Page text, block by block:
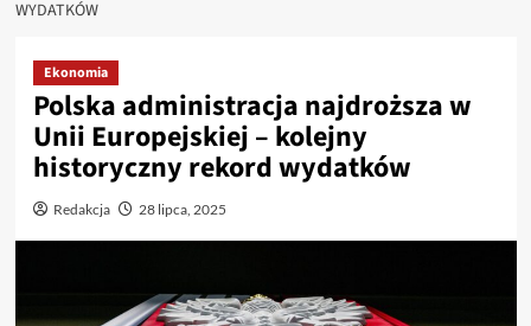
WYDATKÓW
Ekonomia
Polska administracja najdroższa w
Unii Europejskiej – kolejny
historyczny rekord wydatków
Redakcja 28 lipca, 2025